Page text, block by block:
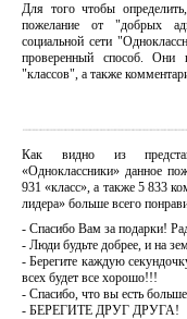
Для того чтобы
пожелание от "добрых
социальной сети
проверенный способ. Они
"классов", а также
Как видно из
«Одноклассники» данное
931 «класс», а также 5 833
лидера» больше всего
- Спасибо Вам за подарки!
- Люди будьте добрее, и на
- Берегите каждую
всех будет все хорошо!!!
- Спасибо, что вы есть
- БЕРЕГИТЕ ДРУГ ДРУГА!